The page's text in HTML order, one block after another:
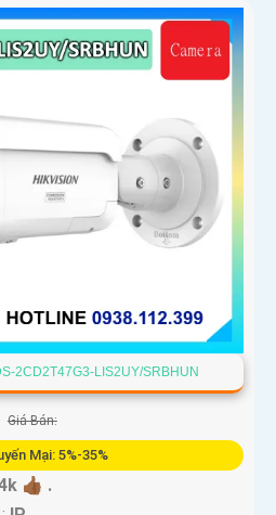
2CD2T47G3-LIS2UY/SRBHUN
Giá Bán:
Mại: 5%-35%
👍🏾 .